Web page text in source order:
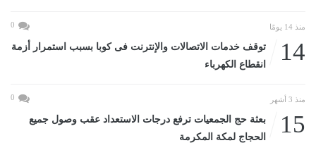
منذ 14 يومًا 0
14
توقف خدمات الاتصالات والإنترنت فى كوبا بسبب استمرار أزمة
انقطاع الكهرباء
منذ 3 أشهر 0
15
بعثة حج الجمعيات ترفع درجات الاستعداد عقب وصول جميع
الحجاج لمكة المكرمة